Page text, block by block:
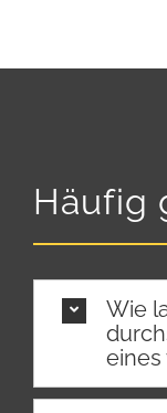
Häufig
Wie
eines